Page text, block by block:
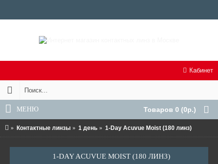
Товаров 0 (0р.)
Кабинет
МЕНЮ
Контактные линзы 1 день 1-Day Acuvue Moist (180 линз)
1-DAY ACUVUE MOIST (180 ЛИНЗ)